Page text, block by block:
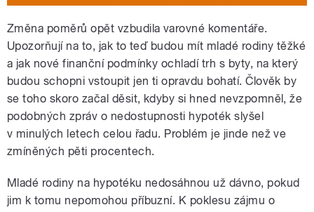
Změna poměrů opět vzbudila varovné komentáře.
Upozorňují na to, jak to teď budou mít mladé rodiny těžké
a jak nové finanční podmínky ochladí trh s byty, na který
budou schopni vstoupit jen ti opravdu bohatí. Člověk by
se toho skoro začal děsit, kdyby si hned nevzpomněl, že
podobných zpráv o nedostupnosti hypoték slyšel
v minulých letech celou řadu. Problém je jinde než ve
zmíněných pěti procentech.
Mladé rodiny na hypotéku nedosáhnou už dávno, pokud
jim k tomu nepomohou příbuzní. K poklesu zájmu o